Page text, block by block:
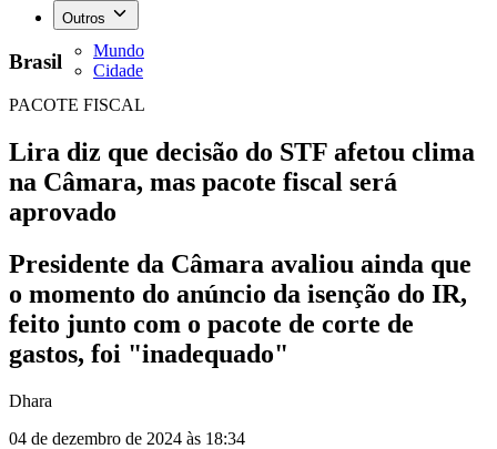
Outros
Mundo
Cidade
Brasil
PACOTE FISCAL
Lira diz que decisão do STF afetou clima
na Câmara, mas pacote fiscal será
aprovado
Presidente da Câmara avaliou ainda que
o momento do anúncio da isenção do IR,
feito junto com o pacote de corte de
gastos, foi "inadequado"
Dhara
04 de dezembro de 2024 às 18:34